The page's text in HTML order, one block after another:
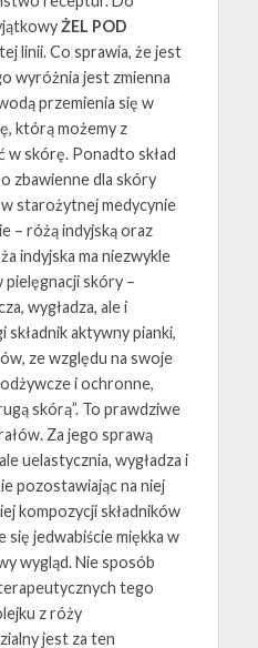
ŻEL POD
linii. Co sprawia, że jest
wyróżnia jest zmienna
przemienia się w
którą możemy z
w skórę. Ponadto skład
zbawienne dla skóry
starożytnej medycynie
– różą indyjską oraz
indyjska ma niezwykle
skóry –
wygładza, ale i
składnik aktywny pianki,
ze względu na swoje
i ochronne,
skórą”. To prawdziwe
Za jego sprawą
uelastycznia, wygładza i
pozostawiając na niej
kompozycji składników
się jedwabiście miękka w
wygląd. Nie sposób
tego
z róży
jest za ten